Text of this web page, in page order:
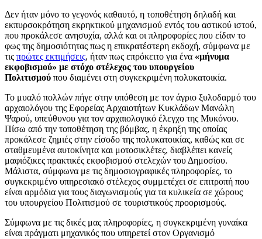
Δεν ήταν μόνο το γεγονός καθαυτό, η τοποθέτηση δηλαδή και
εκπυρσοκρότηση εκρηκτικού μηχανισμού εντός του αστικού ιστού,
που προκάλεσε ανησυχία, αλλά και οι πληροφορίες που είδαν το
φως της δημοσιότητας πως η επικρατέστερη εκδοχή, σύμφωνα με
τις πρώτες εκτιμήσεις, ήταν πως επρόκειτο για ένα «μήνυμα
εκφοβισμού» με στόχο στέλεχος του υπουργείου
Πολιτισμού που διαμένει στη συγκεκριμένη πολυκατοικία.
Το μυαλό πολλών πήγε στην υπόθεση με τον άγριο ξυλοδαρμό του
αρχαιολόγου της Εφορείας Αρχαιοτήτων Κυκλάδων Μανώλη
Ψαρού, υπεύθυνου για τον αρχαιολογικό έλεγχο της Μυκόνου.
Πίσω από την τοποθέτηση της βόμβας, η έκρηξη της οποίας
προκάλεσε ζημιές στην είσοδο της πολυκατοικίας, καθώς και σε
σταθμευμένα αυτοκίνητα και μοτοσικλέτες, διαβλέπει κανείς
μαφιόζικες πρακτικές εκφοβισμού στελεχών του Δημοσίου.
Μάλιστα, σύμφωνα με τις δημοσιογραφικές πληροφορίες, το
συγκεκριμένο υπηρεσιακό στέλεχος συμμετέχει σε επιτροπή που
είναι αρμόδια για τους διαγωνισμούς για τα κυλικεία σε χώρους
του υπουργείου Πολιτισμού σε τουριστικούς προορισμούς.
Σύμφωνα με τις δικές μας πληροφορίες, η συγκεκριμένη γυναίκα
είναι πράγματι μηχανικός που υπηρετεί στον Οργανισμό